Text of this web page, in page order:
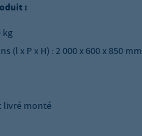
:
kg
(l x P x H) : 2 000 x 600 x 850 mm
livré monté